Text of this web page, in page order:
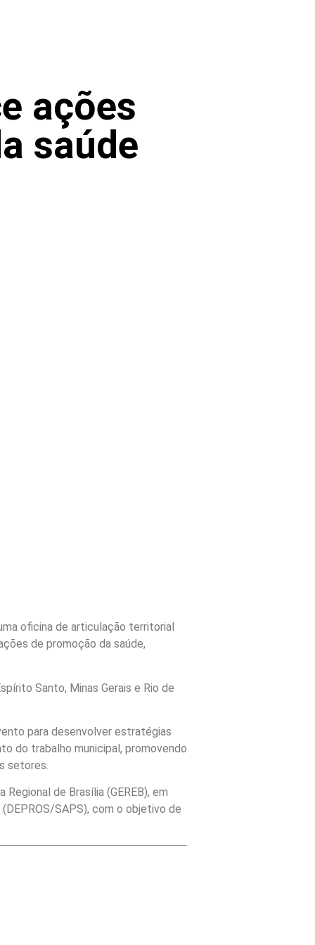
ações
saúde
oficina de articulação territorial
de promoção da saúde,
Santo, Minas Gerais e Rio de
para desenvolver estratégias
do trabalho municipal, promovendo
setores.
de Brasília (GEREB), em
SAPS), com o objetivo de